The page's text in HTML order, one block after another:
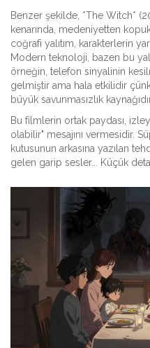
Benzer şekilde, *The Witch*
kenarında, medeniyetten
coğrafi yalıtım, karakterlerin
Modern teknoloji, bazen bu
örneğin, telefon sinyalinin
gelmiştir ama hala etkilidir
büyük savunmasızlık
Bu filmlerin ortak paydası,
olabilir" mesajını vermesidir.
kutusunun arkasına yazılan
gelen garip sesler... Küçük